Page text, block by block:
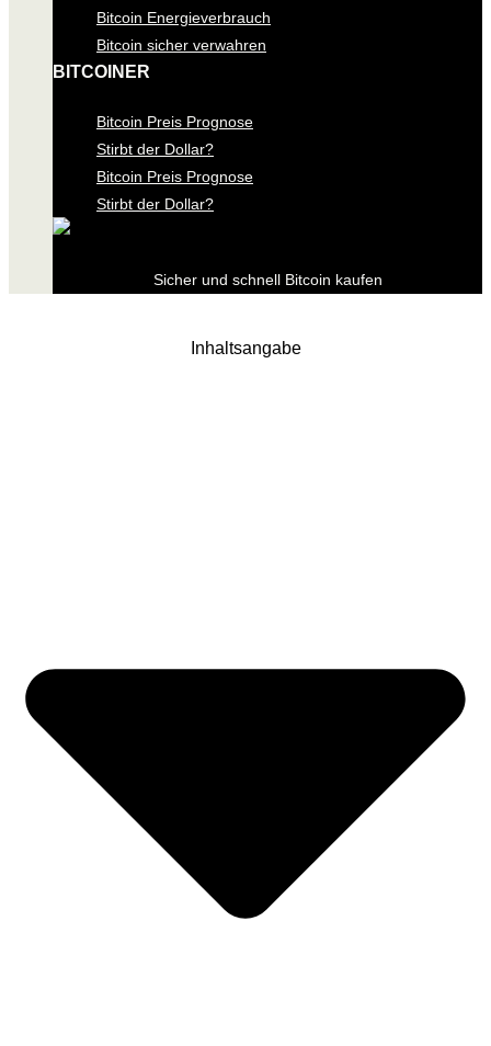
Bitcoin Energieverbrauch
Bitcoin sicher verwahren
BITCOINER
Bitcoin Preis Prognose
Stirbt der Dollar?
Bitcoin Preis Prognose
Stirbt der Dollar?
Sicher und schnell Bitcoin kaufen
Inhaltsangabe